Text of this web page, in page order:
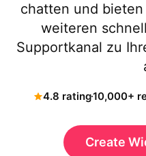
chatten und
weiteren
Supportkanal zu
4.8 rating10,000+
Create